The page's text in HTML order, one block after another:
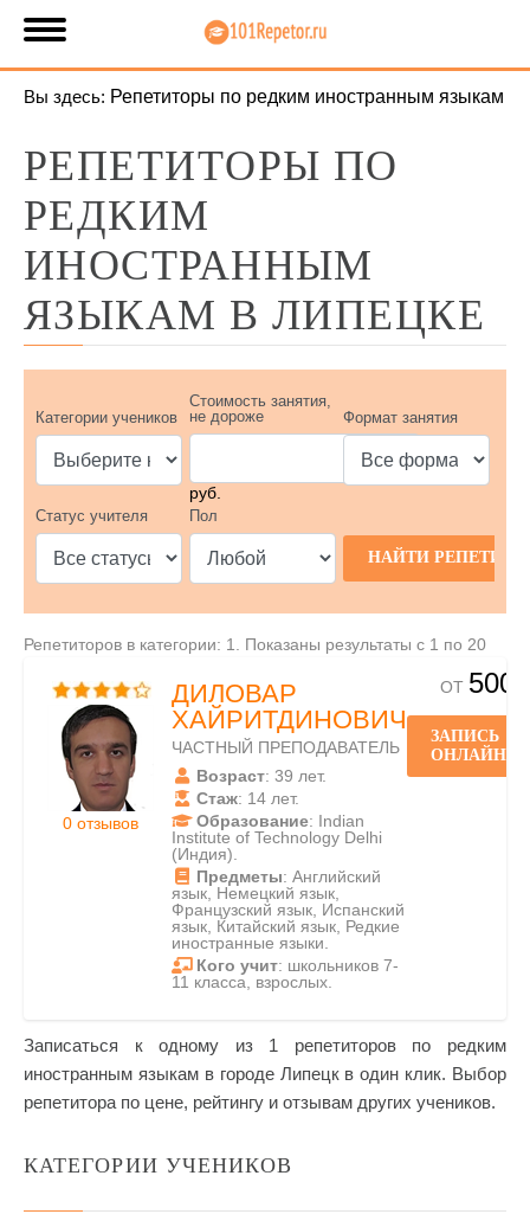
Вы здесь: Репетиторы по редким иностранным языкам
РЕПЕТИТОРЫ ПО
РЕДКИМ
ИНОСТРАННЫМ
ЯЗЫКАМ В ЛИПЕЦКЕ
Категории учеников
Стоимость занятия,
не дороже
руб.
Формат занятия
Статус учителя Пол
Репетиторов в категории: 1. Показаны результаты с 1 по 20
0 отзывов
ДИЛОВАР
ХАЙРИТДИНОВИЧ
ЧАСТНЫЙ ПРЕПОДАВАТЕЛЬ
Возраст: 39 лет.
Стаж: 14 лет.
Образование: Indian
Institute of Technology Delhi
(Индия).
Предметы: Английский
язык, Немецкий язык,
Французский язык, Испанский
язык, Китайский язык, Редкие
иностранные языки.
Кого учит: школьников 7-
11 класса, взрослых.
ОТ 500
ЗАПИСЬ
ОНЛАЙН
Записаться к одному из 1 репетиторов по редким
иностранным языкам в городе Липецк в один клик. Выбор
репетитора по цене, рейтингу и отзывам других учеников.
КАТЕГОРИИ УЧЕНИКОВ